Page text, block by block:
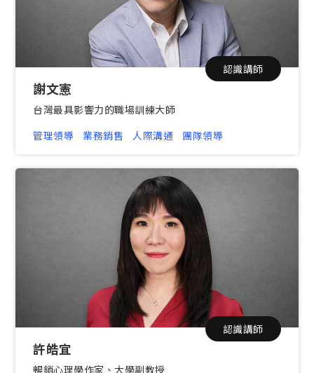
認識講師
謝文憲
台灣最具影響力的職場訓練大師
管理領導
業務銷售 人際溝通 團隊領導
認識講師
許皓宜
暢銷心理學作家、大學副教授